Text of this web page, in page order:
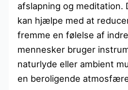
afslapning og meditation.
kan hjælpe med at
fremme en følelse af
mennesker bruger
naturlyde eller ambient
en beroligende